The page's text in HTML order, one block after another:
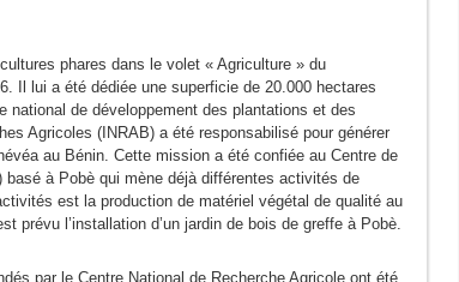
phares dans le volet « Agriculture » du
Il lui a été dédiée une superficie de 20.000 hectares
de développement des plantations et des
Agricoles (INRAB) a été responsabilisé pour générer
au Bénin. Cette mission a été confiée au Centre de
à Pobè qui mène déjà différentes activités de
est la production de matériel végétal de qualité au
prévu l’installation d’un jardin de bois de greffe à Pobè.
par le Centre National de Recherche Agricole ont été